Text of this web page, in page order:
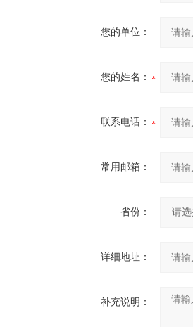
您的单位：
您的姓名：
联系电话：
常用邮箱：
省份：
详细地址：
补充说明：